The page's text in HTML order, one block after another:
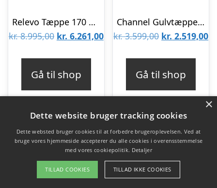
Relevo Tæppe 170 x 240 cm Mørk Grøn
kr.8.995,00 Den
var:
kr. 8.995,00.
kr. 6.261,00Den
kr. 6.261,00.
Gå til shop
Channel Gulvtæppe 140×200 Blå/Hvid
kr.3.599,00 Den
var:
kr. 3.599,00.
kr. 2.519,00
Gå til shop
-30% -29%
×
Dette website bruger tracking cookies
Dette websted bruger cookies til at forbedre brugeroplevelsen. Ved at
bruge vores hjemmeside accepterer du alle cookies i overensstemmelse
med vores cookiepolitik. Detaljer
TILLAD COOKIES TILLAD IKKE COOKIES